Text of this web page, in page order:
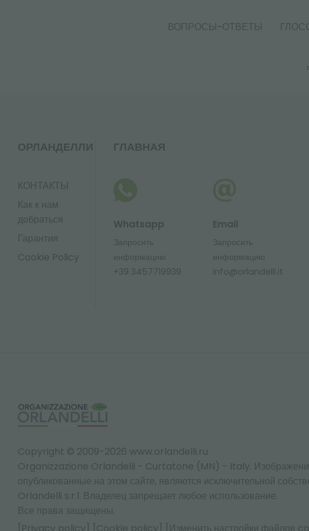
ВОПРОСЫ-ОТВЕТЫ
ОРЛАНДЕЛЛИ
КОНТАКТЫ
Как к нам
добраться
Гарантия
Cookie Policy
ГЛАВНАЯ
Whatsapp
Запросить
информацию
+39 3457719939
Email
Запросить
информацию
info@orlandelli.it
Copyright © 2009-2026 www.orlandelli.ru
Organizzazione Orlandelli - Curtatone (MN) - Italy.
опубликованные на этом сайте, являются исключительной
Orlandelli s.r.l. Владелец запрещает любое использование.
Все права защищены.